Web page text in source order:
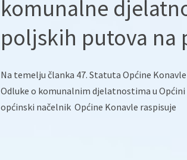
komunalne
poljskih putova na
Na temelju članka 47. Statuta Općine
Odluke o komunalnim djelatnostima u
općinski načelnik Općine Konavle raspisuje